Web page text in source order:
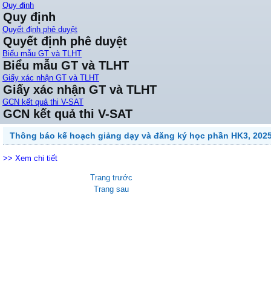
Quy định
Quy định
Quyết định phê duyệt
Quyết định phê duyệt
Biểu mẫu GT và TLHT
Biểu mẫu GT và TLHT
Giấy xác nhận GT và TLHT
Giấy xác nhận GT và TLHT
GCN kết quả thi V-SAT
GCN kết quả thi V-SAT
Thông báo kế hoạch giảng dạy và đăng ký học phần HK3,
>> Xem chi tiết
Trang trước
Trang sau